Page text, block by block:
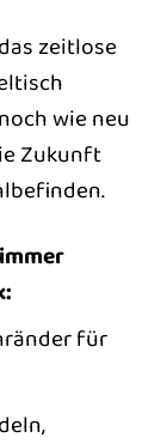
zeitlose
wie neu
Zukunft
für